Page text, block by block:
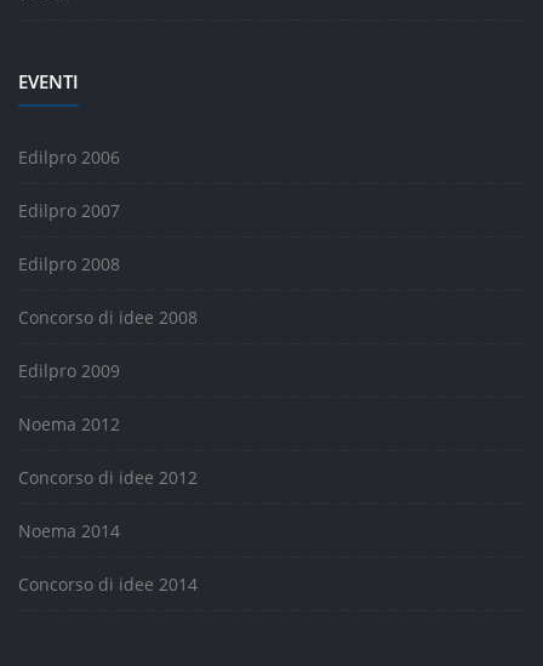
EVENTI
Edilpro 2006
Edilpro 2007
Edilpro 2008
Concorso di idee 2008
Edilpro 2009
Noema 2012
Concorso di idee 2012
Noema 2014
Concorso di idee 2014